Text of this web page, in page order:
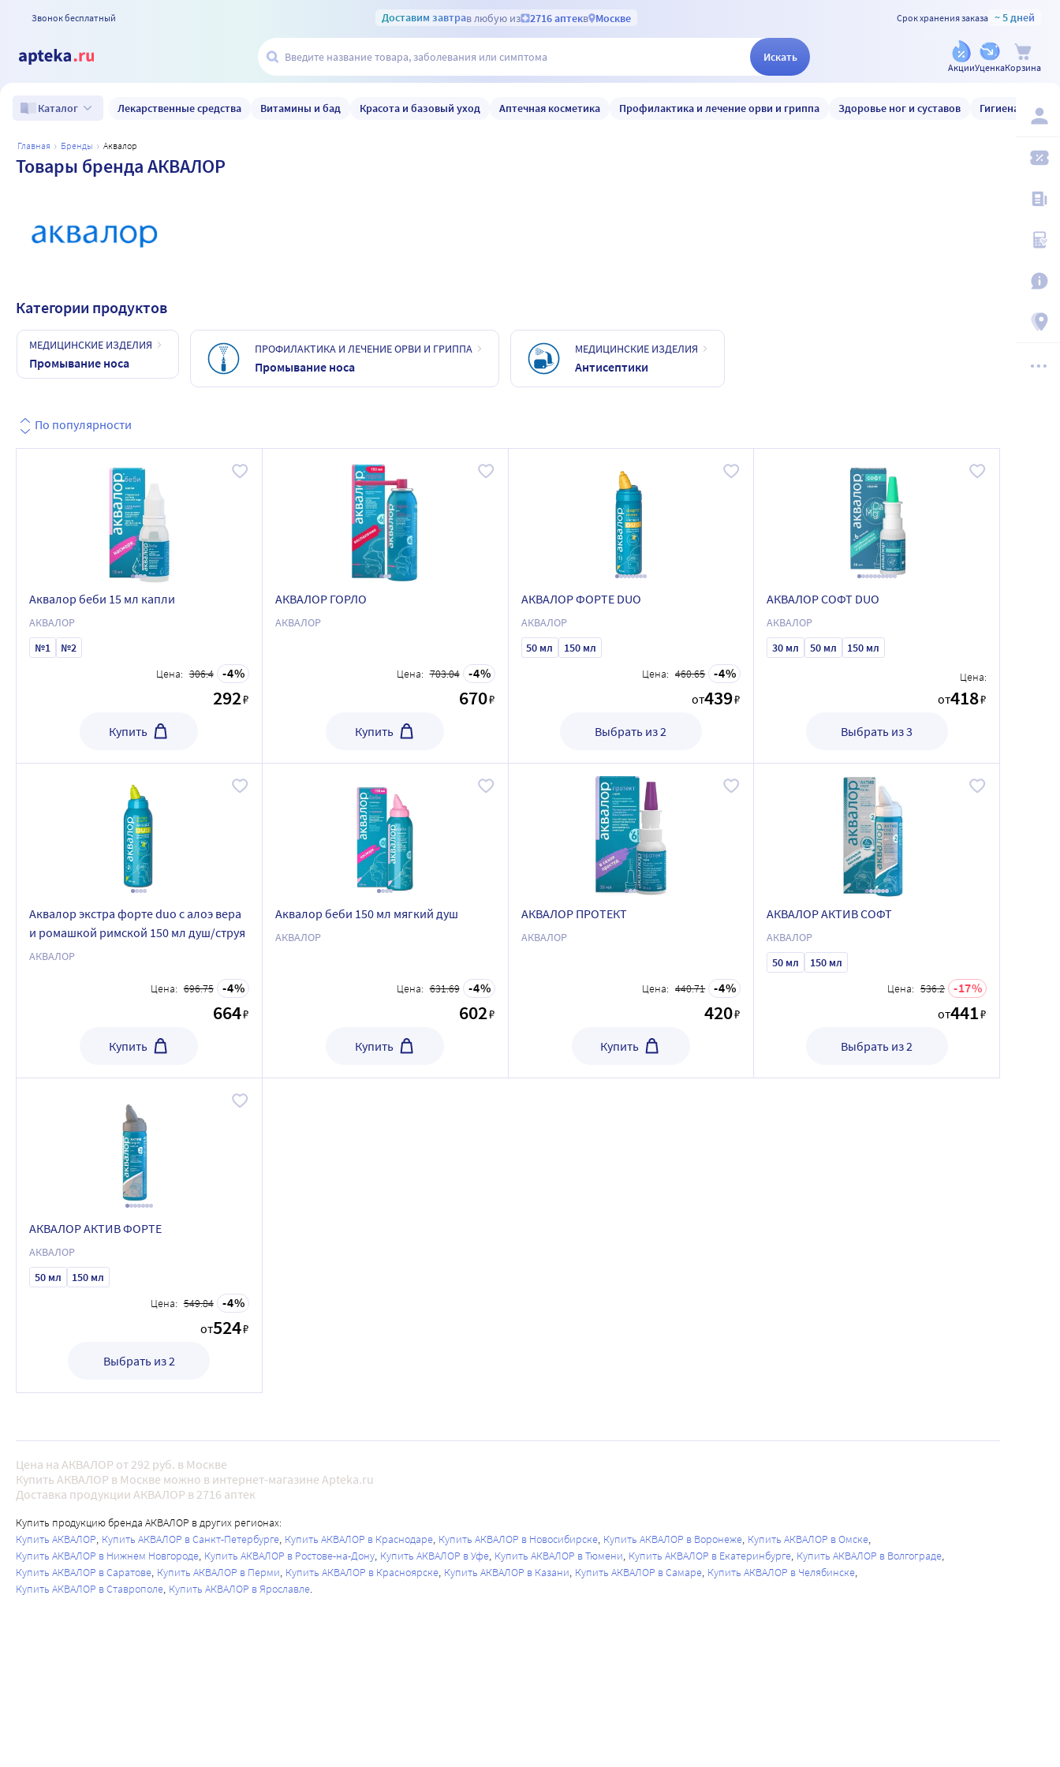
Звонок бесплатный Доставим завтрав любую из 2716 аптекв Москве Срок хранения заказа ~ 5 дней
Искать
АкцииУценкаКорзина
Каталог Лекарственные средства Витамины и бад Красота и базовый уход Аптечная косметика Профилактика и лечение орви и гриппа Здоровье ног и суставов Гигиена и уход
главная бренды аквалор
Товары бренда АКВАЛОР
Категории продуктов
МЕДИЦИНСКИЕ ИЗДЕЛИЯ
Промывание носа
ПРОФИЛАКТИКА И ЛЕЧЕНИЕ ОРВИ И ГРИППА
Промывание носа
МЕДИЦИНСКИЕ ИЗДЕЛИЯ
Антисептики
По популярности
Аквалор беби 15 мл капли
АКВАЛОР
№1
№2
Цена: 306.4 4
292₽
Купить
АКВАЛОР ГОРЛО
АКВАЛОР
Цена: 703.04 4
670₽
Купить
АКВАЛОР ФОРТЕ DUO
АКВАЛОР
50 мл
150 мл
Цена: 460.65
4
от439₽
Выбрать из 2
АКВАЛОР СОФТ DUO
АКВАЛОР
30 мл
50 мл 150 мл
Цена:
от418₽
Выбрать из 3
Аквалор экстра форте duo с алоэ вера
и ромашкой римской 150 мл душ/струя
АКВАЛОР
Цена: 696.75 4
664₽
Купить
Аквалор беби 150 мл мягкий душ
АКВАЛОР
Цена: 631.69 4
602₽
Купить
АКВАЛОР ПРОТЕКТ
АКВАЛОР
Цена: 440.71 4
420₽
Купить
АКВАЛОР АКТИВ СОФТ
АКВАЛОР
50 мл
150 мл
Цена: 536.2
17
от441₽
Выбрать из 2
АКВАЛОР АКТИВ ФОРТЕ
АКВАЛОР
50 мл
150 мл
Цена: 549.84
4
от524₽
Выбрать из 2
Цена на АКВАЛОР от 292 руб. в Москве
Купить АКВАЛОР в Москве можно в интернет-магазине Apteka.ru
Доставка продукции АКВАЛОР в 2716 аптек
Купить продукцию бренда АКВАЛОР в других регионах:
Купить АКВАЛОР Купить АКВАЛОР в Санкт-Петербурге Купить АКВАЛОР в Краснодаре Купить АКВАЛОР в Новосибирске Купить АКВАЛОР в Воронеже Купить АКВАЛОР в Омске
Купить АКВАЛОР в Нижнем Новгороде Купить АКВАЛОР в Ростове-на-Дону Купить АКВАЛОР в Уфе Купить АКВАЛОР в Тюмени Купить АКВАЛОР в Екатеринбурге Купить АКВАЛОР в Волгограде
Купить АКВАЛОР в Саратове Купить АКВАЛОР в Перми Купить АКВАЛОР в Красноярске Купить АКВАЛОР в Казани Купить АКВАЛОР в Самаре Купить АКВАЛОР в Челябинске
Купить АКВАЛОР в Ставрополе Купить АКВАЛОР в Ярославле